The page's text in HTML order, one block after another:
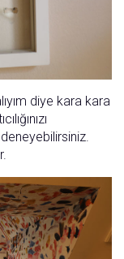
diye kara kara